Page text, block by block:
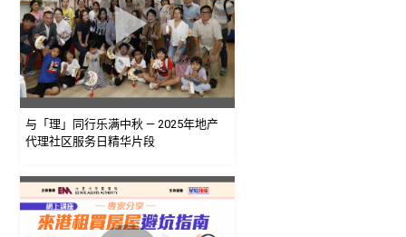
与「理」同行乐满中秋 — 2025年地产
代理社区服务日精华片段